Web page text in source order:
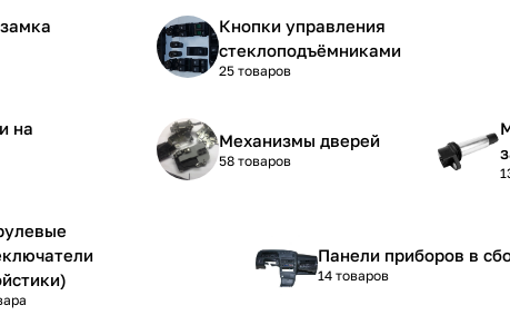
Кнопки управления
стеклоподъёмниками
25 товаров
на
Механизмы дверей
58 товаров
Панели приборов в
14 товаров